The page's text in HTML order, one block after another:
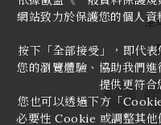
全
網站致力於保護您的個人
按下「全部接受」，即代
您的瀏覽體驗、協助我們
提供更符合
您也可以透過下方「
必要性 Cookie 或調整其他